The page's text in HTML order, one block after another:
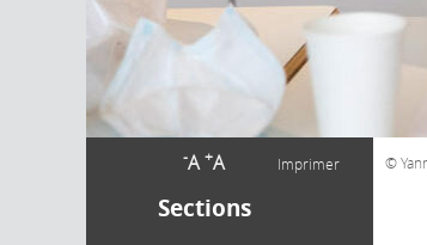
-A +A Imprimer
Sections